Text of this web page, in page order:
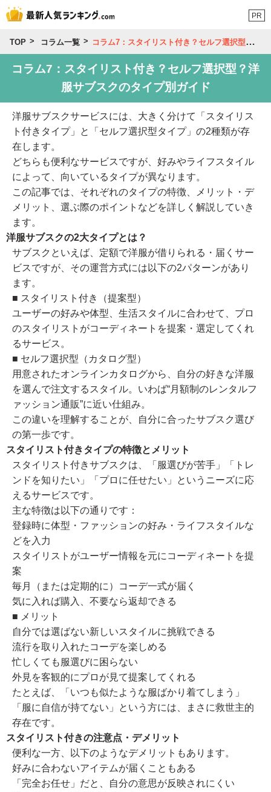
PR
TOP コラム一覧 コラム7：スタイリスト付き？セルフ選択型？洋服サブスクのタイプ別ガイド
コラム7：スタイリスト付き？セルフ選択型？洋
服サブスクのタイプ別ガイド
洋服サブスクサービスには、大きく分けて「スタイリス
ト付きタイプ」と「セルフ選択型タイプ」の2種類が存
在します。
どちらも便利なサービスですが、好みやライフスタイル
によって、向いているタイプが異なります。
この記事では、それぞれのタイプの特徴、メリット・デ
メリット、選ぶ際のポイントなどを詳しく解説していき
ます。
洋服サブスクの2大タイプとは？
サブスクといえば、定額で洋服が借りられる・届くサー
ビスですが、その運営方式には以下の2パターンがあり
ます。
■ スタイリスト付き（提案型）
ユーザーの好みや体型、生活スタイルに合わせて、プロ
のスタイリストがコーディネートを提案・選定してくれ
るサービス。
■ セルフ選択型（カタログ型）
用意されたオンラインカタログから、自分の好きな洋服
を選んで注文するスタイル。いわば“月額制のレンタルフ
ァッション通販”に近い仕組み。
この違いを理解することが、自分に合ったサブスク選び
の第一歩です。
スタイリスト付きタイプの特徴とメリット
スタイリスト付きサブスクは、「服選びが苦手」「トレ
ンドを知りたい」「プロに任せたい」というニーズに応
えるサービスです。
主な特徴は以下の通りです：
登録時に体型・ファッションの好み・ライフスタイルな
どを入力
スタイリストがユーザー情報を元にコーディネートを提
案
毎月（または定期的に）コーデ一式が届く
気に入れば購入、不要なら返却できる
■ メリット
自分では選ばない新しいスタイルに挑戦できる
流行を取り入れたコーデを楽しめる
忙しくても服選びに困らない
外見を客観的にプロが見て提案してくれる
たとえば、「いつも似たような服ばかり着てしまう」
「服に自信が持てない」という方には、まさに救世主的
存在です。
スタイリスト付きの注意点・デメリット
便利な一方、以下のようなデメリットもあります。
好みに合わないアイテムが届くこともある
「完全お任せ」だと、自分の意思が反映されにくい